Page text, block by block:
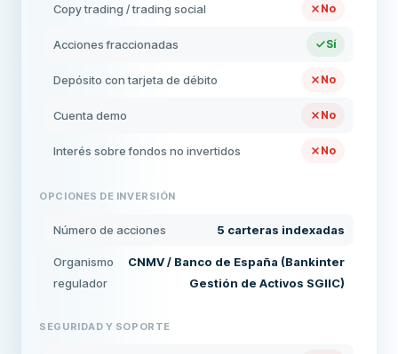
Copy trading / trading social No
Acciones fraccionadas Sí
Depósito con tarjeta de débito No
Cuenta demo No
Interés sobre fondos no invertidos No
OPCIONES DE INVERSIÓN
Número de acciones 5 carteras indexadas
Organismo
regulador
CNMV / Banco de España (Bankinter
Gestión de Activos SGIIC)
SEGURIDAD Y SOPORTE